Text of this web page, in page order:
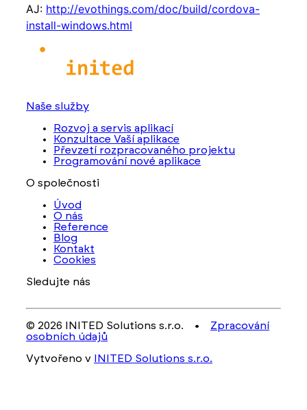
AJ: http://evothings.com/doc/build/cordova-
install-windows.html
Naše služby
Rozvoj a servis aplikací
Konzultace Vaší aplikace
Převzetí rozpracovaného projektu
Programování nové aplikace
O společnosti
Úvod
O nás
Reference
Blog
Kontakt
Cookies
Sledujte nás
© 2026 INITED Solutions s.r.o. • Zpracování
osobních údajů
Vytvořeno v
INITED Solutions s.r.o.